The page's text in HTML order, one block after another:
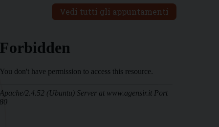
Vedi tutti gli appuntamenti